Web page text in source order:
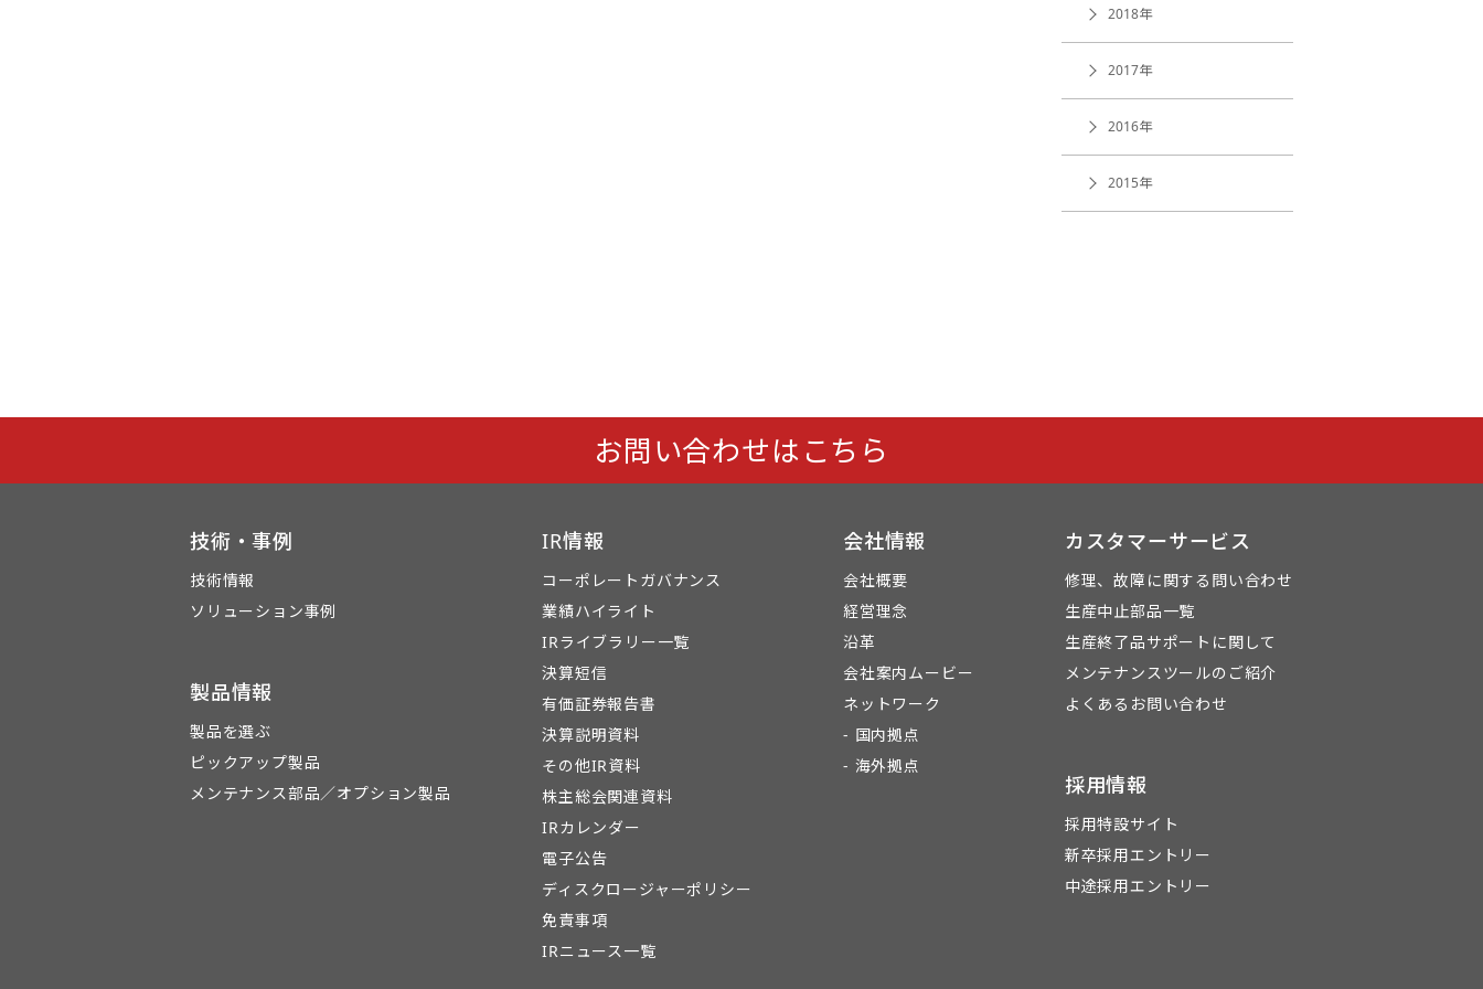
2018年
2017年
2016年
2015年
お問い合わせはこちら
技術・事例
技術情報
ソリューション事例
製品情報
製品を選ぶ
ピックアップ製品
メンテナンス部品／オプション製品
IR情報
コーポレートガバナンス
業績ハイライト
IRライブラリー一覧
決算短信
有価証券報告書
決算説明資料
その他IR資料
株主総会関連資料
IRカレンダー
電子公告
ディスクロージャーポリシー
免責事項
IRニュース一覧
会社情報
会社概要
経営理念
沿革
会社案内ムービー
ネットワーク
- 国内拠点
- 海外拠点
カスタマーサービス
修理、故障に関する問い合わせ
生産中止部品一覧
生産終了品サポートに関して
メンテナンスツールのご紹介
よくあるお問い合わせ
採用情報
採用特設サイト
新卒採用エントリー
中途採用エントリー